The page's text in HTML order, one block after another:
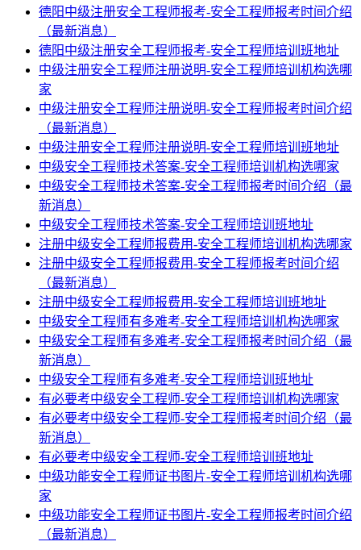
德阳中级注册安全工程师报考-安全工程师报考时间介绍
（最新消息）
德阳中级注册安全工程师报考-安全工程师培训班地址
中级注册安全工程师注册说明-安全工程师培训机构选哪
家
中级注册安全工程师注册说明-安全工程师报考时间介绍
（最新消息）
中级注册安全工程师注册说明-安全工程师培训班地址
中级安全工程师技术答案-安全工程师培训机构选哪家
中级安全工程师技术答案-安全工程师报考时间介绍（最
新消息）
中级安全工程师技术答案-安全工程师培训班地址
注册中级安全工程师报费用-安全工程师培训机构选哪家
注册中级安全工程师报费用-安全工程师报考时间介绍
（最新消息）
注册中级安全工程师报费用-安全工程师培训班地址
中级安全工程师有多难考-安全工程师培训机构选哪家
中级安全工程师有多难考-安全工程师报考时间介绍（最
新消息）
中级安全工程师有多难考-安全工程师培训班地址
有必要考中级安全工程师-安全工程师培训机构选哪家
有必要考中级安全工程师-安全工程师报考时间介绍（最
新消息）
有必要考中级安全工程师-安全工程师培训班地址
中级功能安全工程师证书图片-安全工程师培训机构选哪
家
中级功能安全工程师证书图片-安全工程师报考时间介绍
（最新消息）